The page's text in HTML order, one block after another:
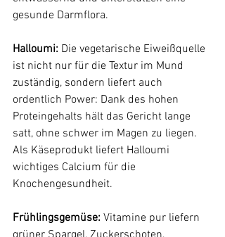
gesunde Darmflora.
Halloumi: Die vegetarische Eiweißquelle
ist nicht nur für die Textur im Mund
zuständig, sondern liefert auch
ordentlich Power: Dank des hohen
Proteingehalts hält das Gericht lange
satt, ohne schwer im Magen zu liegen.
Als Käseprodukt liefert Halloumi
wichtiges Calcium für die
Knochengesundheit.
Frühlingsgemüse: Vitamine pur liefern